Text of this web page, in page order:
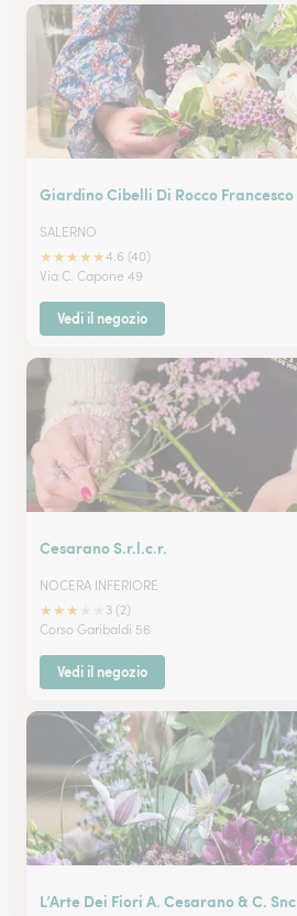
Giardino Cibelli Di Rocco Francesco
SALERNO
★★★★★4.6 (40)
Via C. Capone 49
Vedi il negozio
Cesarano S.r.l.c.r.
NOCERA INFERIORE
★★★
3 (2)
Corso Garibaldi 56
Vedi il negozio
L’Arte Dei Fiori A. Cesarano & C. Snc